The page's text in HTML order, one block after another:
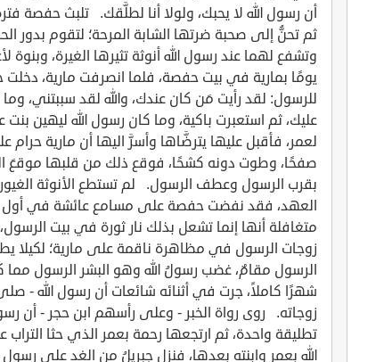
أن رسول الله لا يحبك، ولولا أنا لطلَّقك. تلبث حفصة
ثم تحنُّ إلى صحبة ضرتها الشابة المرحة؛ لتقوم بدور
وتشفع لهما عند رسول الله أنوثة تثيرها الغيرة، وبنوة
يومًا بمارية في بيت حفصة، فلما انصرفت مارية،
للرسول: لقد رأيت مَن كان عندك، والله لقد سببتني،
عليك، ثم استعبرت باكية، وما كان رسول الله ليهين بنت
لعمر، فأقبل عليها يترضَّاها وأسرَّ اليها أن مارية حرام
صفحًا، وطوت دونه كشحًا، فوقع ذلك من قلبها موقعَ
بقرب الرسول وعطف الرسول. لم تستطع الأنوثة
العهد، فقد نفضت حفصة على مسامع عائشة في أول
متغافلة أنها إنما تشعل بذلك نار ثورة في بيت
زوجات الرسول في مظاهرة ناقمة على مارية؛ لكيلا
الرسول مقامٌ، غضب رسولُ الله وهو البشر الرسول مما
شهرًا كاملاً، جرت في أثنائه شائعات أن رسول الله -
زوجاته. روى رواة الخبر - وعلى رأسهم ابن حجر - أن
تطليقة واحدة، ثم ارتجعها رحمة بعمر الذي حثا التراب
الله بعمر وابنته بعدها، فنزل جبريلُ من الغد على رسول